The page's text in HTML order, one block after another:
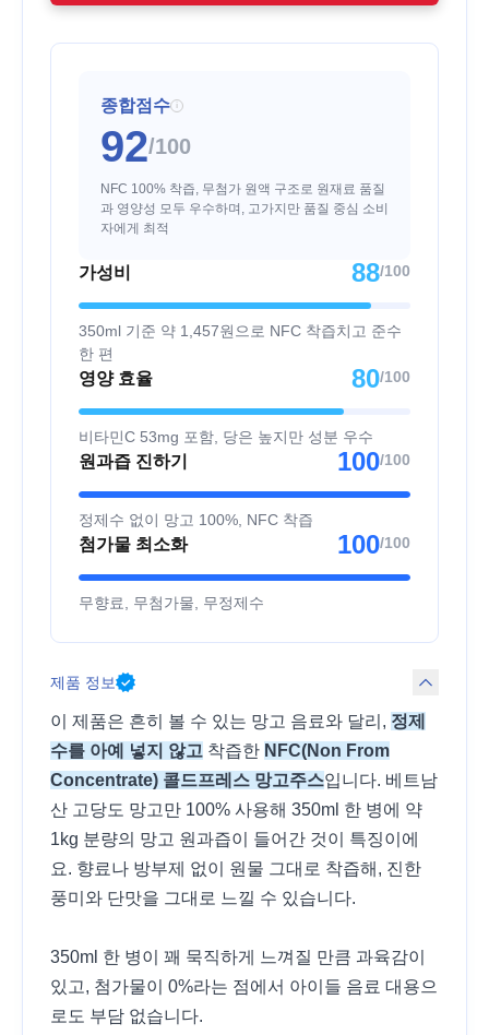
종합점수 i
92/100
NFC 100% 착즙, 무첨가 원액 구조로 원재료 품질
과 영양성 모두 우수하며, 고가지만 품질 중심 소비
자에게 최적
가성비 88/100
350ml 기준 약 1,457원으로 NFC 착즙치고 준수
한 편
영양 효율 80/100
비타민C 53mg 포함, 당은 높지만 성분 우수
원과즙 진하기 100/100
정제수 없이 망고 100%, NFC 착즙
첨가물 최소화 100/100
무향료, 무첨가물, 무정제수
제품 정보
이 제품은 흔히 볼 수 있는 망고 음료와 달리, 정제
수를 아예 넣지 않고 착즙한 NFC(Non From
Concentrate) 콜드프레스 망고주스입니다. 베트남
산 고당도 망고만 100% 사용해 350ml 한 병에 약
1kg 분량의 망고 원과즙이 들어간 것이 특징이에
요. 향료나 방부제 없이 원물 그대로 착즙해, 진한
풍미와 단맛을 그대로 느낄 수 있습니다.
350ml 한 병이 꽤 묵직하게 느껴질 만큼 과육감이
있고, 첨가물이 0%라는 점에서 아이들 음료 대용으
로도 부담 없습니다.